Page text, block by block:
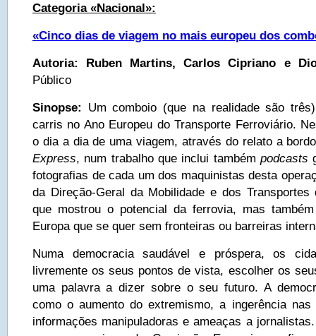
Categoria «Nacional»:
«Cinco dias de viagem no mais europeu dos
Autoria: Ruben Martins, Carlos Cipriano e
Público
Sinopse: Um comboio (que na realidade são
carris no Ano Europeu do Transporte Ferroviário.
o dia a dia de uma viagem, através do relato a
Express, num trabalho que inclui também podcasts
fotografias de cada um dos maquinistas desta
da Direção-Geral da Mobilidade e dos Transportes
que mostrou o potencial da ferrovia, mas
Europa que se quer sem fronteiras ou barreiras
Numa democracia saudável e próspera, os
livremente os seus pontos de vista, escolher os
uma palavra a dizer sobre o seu futuro. A
como o aumento do extremismo, a ingerência
informações manipuladoras e ameaças a